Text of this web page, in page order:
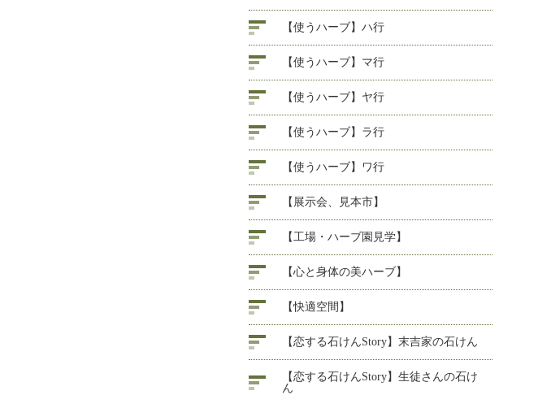
【使うハーブ】ハ行
【使うハーブ】マ行
【使うハーブ】ヤ行
【使うハーブ】ラ行
【使うハーブ】ワ行
【展示会、見本市】
【工場・ハーブ園見学】
【心と身体の美ハーブ】
【快適空間】
【恋する石けんStory】末吉家の石けん
【恋する石けんStory】生徒さんの石け
ん